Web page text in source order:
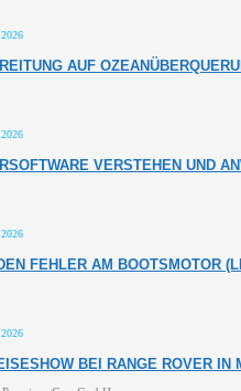
AUF
VERSTEHEN UND
FEHLER AM BOOTSMOTOR
BEI RANGE ROVER IN